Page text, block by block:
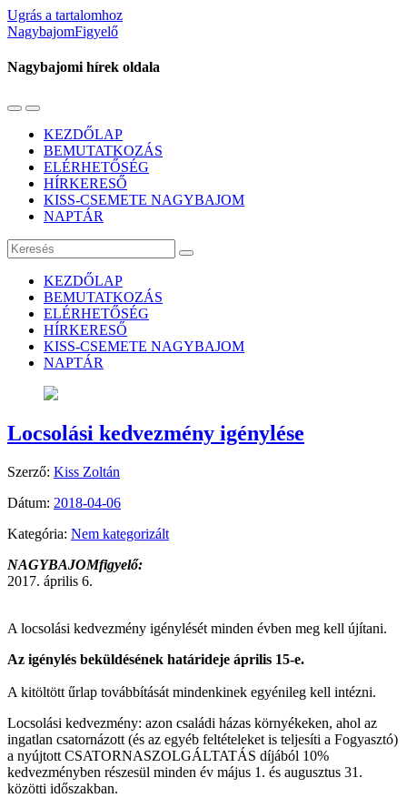
Ugrás a tartalomhoz
NagybajomFigyelő
Nagybajomi hírek oldala
Váltás
mobil
menüre
Használja
keresés
mezőt
KEZDŐLAP
BEMUTATKOZÁS
ELÉRHETŐSÉG
HÍRKERESŐ
KISS-CSEMETE NAGYBAJOM
NAPTÁR
Keresés
KEZDŐLAP
BEMUTATKOZÁS
ELÉRHETŐSÉG
HÍRKERESŐ
KISS-CSEMETE NAGYBAJOM
NAPTÁR
Locsolási kedvezmény igénylése
Szerző: Kiss Zoltán
Dátum: 2018-04-06
Kategória: Nem kategorizált
NAGYBAJOMfigyelő:
2017. április 6.
A locsolási kedvezmény igénylését minden évben meg kell újítani.
Az igénylés beküldésének határideje április 15-e.
A kitöltött űrlap továbbítását mindenkinek egyénileg kell intézni.
Locsolási kedvezmény: azon családi házas környékeken, ahol az
ingatlan csatornázott (és az egyéb feltételeket is teljesíti a Fogyasztó)
a nyújtott CSATORNASZOLGÁLTATÁS díjából 10%
kedvezményben részesül minden év május 1. és augusztus 31.
közötti időszakban.